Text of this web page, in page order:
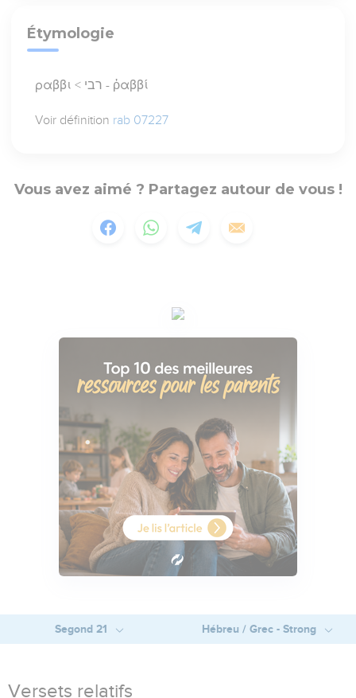
Étymologie
ραββι < רבי - ῥαββί
Voir définition rab 07227
Vous avez aimé ? Partagez autour de vous !
Segond 21 Hébreu / Grec - Strong
Versets relatifs